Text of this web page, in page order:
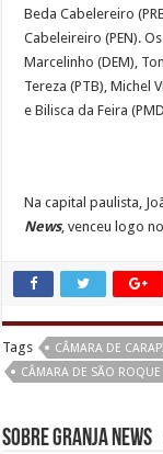
Beda Cabelereiro
Cabeleireiro (PEN).
Marcelinho (DEM),
Tereza (PTB), Michel
e Bilisca da Feira
Na capital paulista,
News, venceu logo
Tags CÂMARA DE
CÂMARA DE SÃO ROQUE
Sobre Granja News